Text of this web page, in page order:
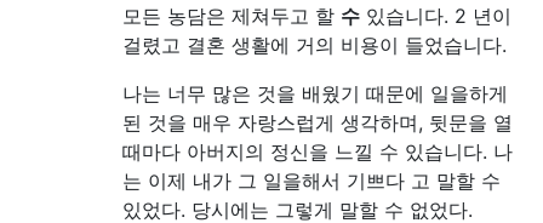
모든 농담은 제쳐두고 할 수 있습니다. 2 년이
걸렸고 결혼 생활에 거의 비용이 들었습니다.
나는 너무 많은 것을 배웠기 때문에 일을하게
된 것을 매우 자랑스럽게 생각하며, 뒷문을 열
때마다 아버지의 정신을 느낄 수 있습니다. 나
는 이제 내가 그 일을해서 기쁘다 고 말할 수
있었다. 당시에는 그렇게 말할 수 없었다.